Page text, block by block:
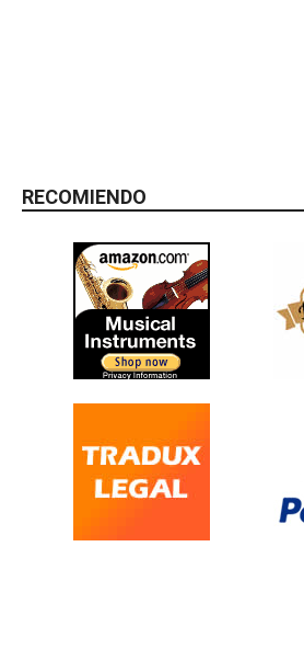
RECOMIENDO